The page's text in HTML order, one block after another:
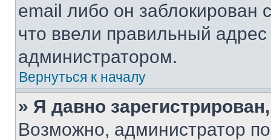
email либо он
что ввели правильный адрес
администратором.
Вернуться к началу
» Я давно
Возможно, администратор